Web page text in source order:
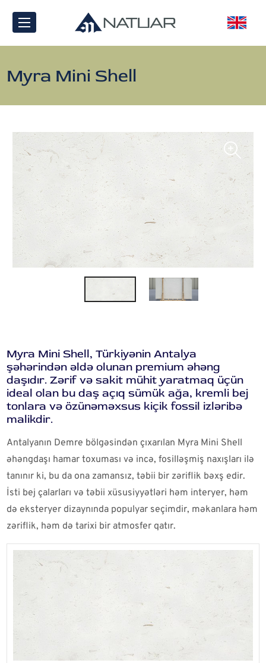
Myra Mini Shell
Myra Mini Shell, Türkiyənin Antalya
şəhərindən əldə olunan premium əhəng
daşıdır. Zərif və sakit mühit yaratmaq üçün
ideal olan bu daş açıq sümük ağa, kremli bej
tonlara və özünəməxsus kiçik fossil izləribə
malikdir.
Antalyanın Demre bölgəsindən çıxarılan Myra Mini Shell
əhəngdaşı hamar toxuması və incə, fosilləşmiş naxışları ilə
tanınır ki, bu da ona zamansız, təbii bir zəriflik bəxş edir.
İsti bej çalarları və təbii xüsusiyyətləri həm interyer, həm
də eksteryer dizaynında populyar seçimdir, məkanlara həm
zəriflik, həm də tarixi bir atmosfer qatır.